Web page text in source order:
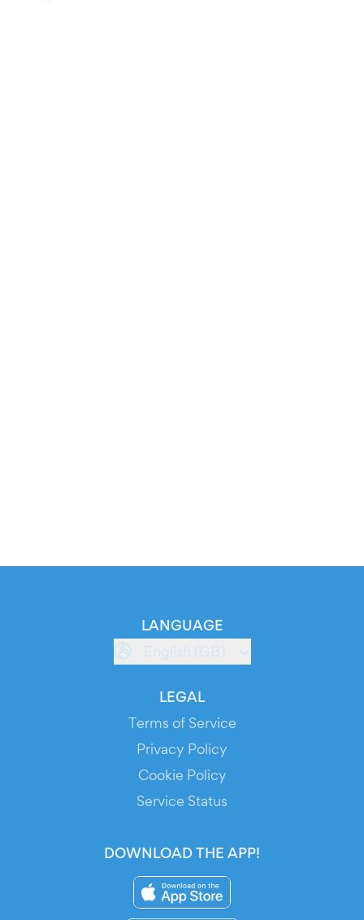
LANGUAGE
English (GB)
LEGAL
Terms of Service
Privacy Policy
Cookie Policy
Service Status
DOWNLOAD THE APP!